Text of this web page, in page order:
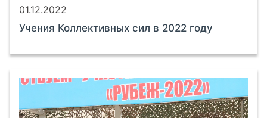
01.12.2022
Учения Коллективных сил в 2022 году